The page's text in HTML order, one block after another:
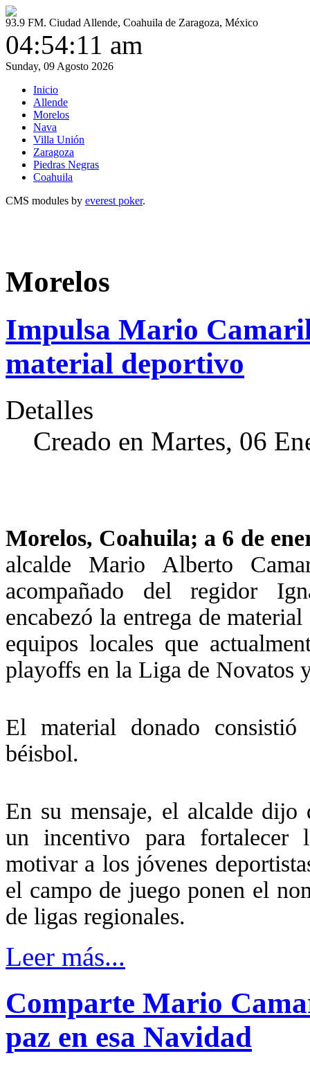
93.9 FM. Ciudad Allende, Coahuila de Zaragoza, México
04:54:12 am
Sunday, 09 Agosto 2026
Inicio
Allende
Morelos
Nava
Villa Unión
Zaragoza
Piedras Negras
Coahuila
CMS modules by everest poker.
Morelos
Impulsa Mario
material deportivo
Detalles
Creado en Martes, 06
Morelos, Coahuila; a 6 de
alcalde Mario Alberto
acompañado del regidor
encabezó la entrega de
equipos locales que
playoffs en la Liga de Novatos
El material donado consistió
béisbol.
En su mensaje, el alcalde dijo
un incentivo para fortalecer
motivar a los jóvenes
el campo de juego ponen el
de ligas regionales.
Leer más...
Comparte Mario
paz en esa Navidad